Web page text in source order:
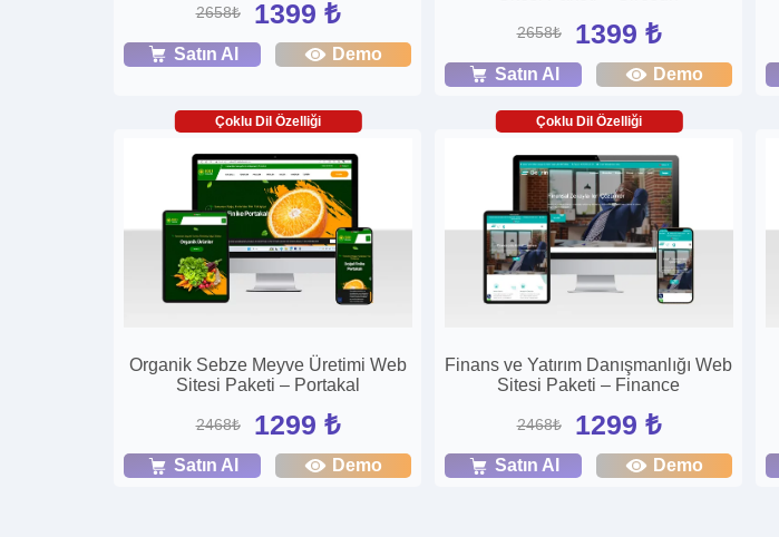
2658₺ 1399 ₺
Satın Al Demo
2658₺ 1399 ₺
Satın Al Demo
Çoklu Dil Özelliği
Organik Sebze Meyve Üretimi Web
Sitesi Paketi – Portakal
2468₺ 1299 ₺
Satın Al Demo
Çoklu Dil Özelliği
Finans ve Yatırım Danışmanlığı Web
Sitesi Paketi – Finance
2468₺ 1299 ₺
Satın Al Demo